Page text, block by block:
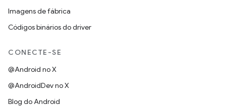
Imagens de fábrica
Códigos binários do driver
CONECTE-SE
@Android no X
@AndroidDev no X
Blog do Android